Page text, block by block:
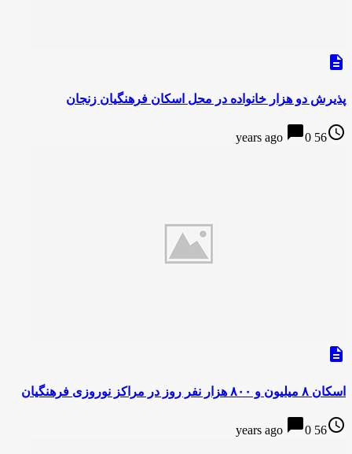
description
پذیرش دو هزار خانواده در محل اسکان فرهنگیان زنجان
access_time
56 years ago
chat_bubble0
description
اسکان ۸ میلیون و ۸۰۰ هزار نفر روز در مراکز نوروزی فرهنگیان
access_time
56 years ago
chat_bubble0